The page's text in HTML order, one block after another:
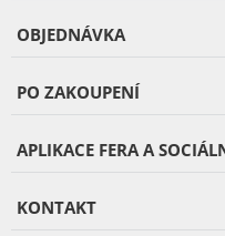
OBJEDNÁVKA
PO ZAKOUPENÍ
APLIKACE FERA A
KONTAKT